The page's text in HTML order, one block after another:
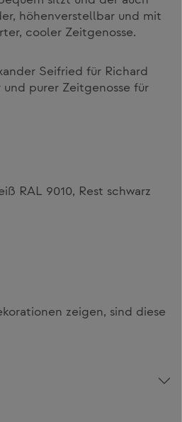
höhenverstellbar und mit
cooler Zeitgenosse.
Seifried für Richard
purer Zeitgenosse für
RAL 9010, Rest schwarz
zeigen, sind diese